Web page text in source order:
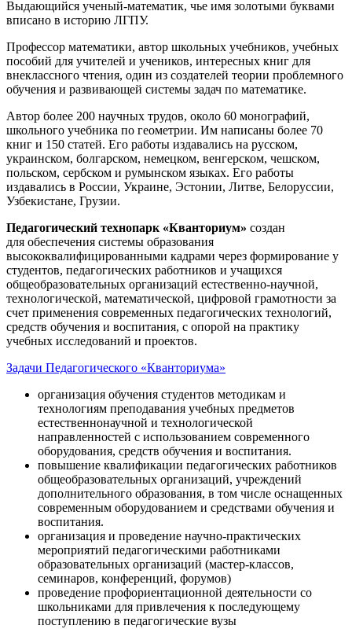
Выдающийся ученый-математик, чье имя золотыми буквами
вписано в историю ЛГПУ.
Профессор математики, автор школьных учебников, учебных
пособий для учителей и учеников, интересных книг для
внеклассного чтения, один из создателей теории проблемного
обучения и развивающей системы задач по математике.
Автор более 200 научных трудов, около 60 монографий,
школьного учебника по геометрии. Им написаны более 70
книг и 150 статей. Его работы издавались на русском,
украинском, болгарском, немецком, венгерском, чешском,
польском, сербском и румынском языках. Его работы
издавались в России, Украине, Эстонии, Литве, Белоруссии,
Узбекистане, Грузии.
Педагогический технопарк «Кванториум» создан
для обеспечения системы образования
высококвалифицированными кадрами через формирование у
студентов, педагогических работников и учащихся
общеобразовательных организаций естественно-научной,
технологической, математической, цифровой грамотности за
счет применения современных педагогических технологий,
средств обучения и воспитания, с опорой на практику
учебных исследований и проектов.
Задачи Педагогического «Кванториума»
организация обучения студентов методикам и
технологиям преподавания учебных предметов
естественнонаучной и технологической
направленностей с использованием современного
оборудования, средств обучения и воспитания.
повышение квалификации педагогических работников
общеобразовательных организаций, учреждений
дополнительного образования, в том числе оснащенных
современным оборудованием и средствами обучения и
воспитания.
организация и проведение научно-практических
мероприятий педагогическими работниками
образовательных организаций (мастер-классов,
семинаров, конференций, форумов)
проведение профориентационной деятельности со
школьниками для привлечения к последующему
поступлению в педагогические вузы